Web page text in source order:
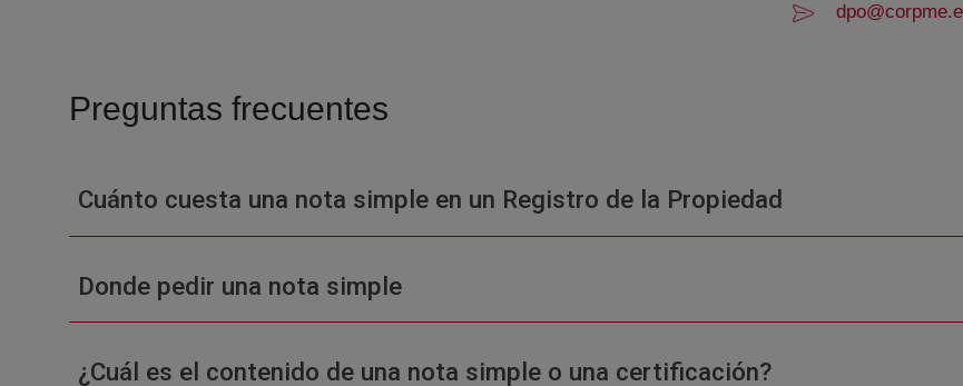
Preguntas frecuentes
Cuánto cuesta una nota simple en un Registro de la Propiedad
Donde pedir una nota simple
¿Cuál es el contenido de una nota simple o una certificación?